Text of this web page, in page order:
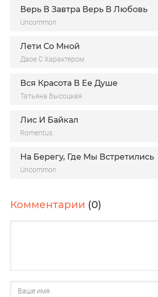
Верь В Завтра Верь В Любовь
Uncommon
Лети Со Мной
Двое С Характером
Вся Красота В Ее Душе
Татьяна Высоцкая
Лис И Байкал
Romentus
На Берегу, Где Мы Встретились
Uncommon
Комментарии (0)